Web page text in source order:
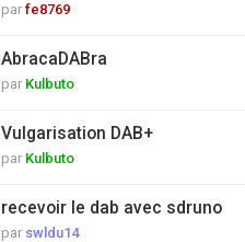
par fe8769
AbracaDABra
par Kulbuto
Vulgarisation DAB+
par Kulbuto
recevoir le dab avec sdruno
par swldu14